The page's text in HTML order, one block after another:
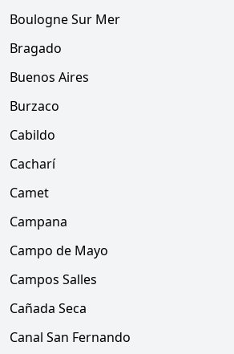
Boulogne Sur Mer
Bragado
Buenos Aires
Burzaco
Cabildo
Cacharí
Camet
Campana
Campo de Mayo
Campos Salles
Cañada Seca
Canal San Fernando